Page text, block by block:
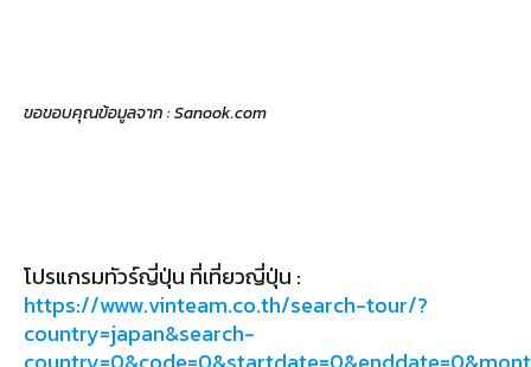
ขอขอบคุณข้อมูลจาก : Sanook.com
โปรแกรมทัวร์ญี่ปุ่น ที่เที่ยวญี่ปุ่น :
https://www.vinteam.co.th/search-tour/?
country=japan&search-